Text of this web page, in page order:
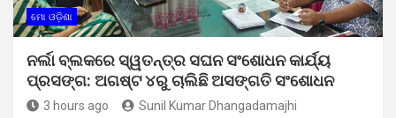
ମୋ ଓଡ଼ିଶା
ନର୍ଲା ବ୍ଲକରେ ସ୍ୱତନ୍ତ୍ର ସଘନ ସଂଶୋଧନ କାର୍ଯ୍ୟ
ପ୍ରସଙ୍ଗ: ଅଗଷ୍ଟ ୪ରୁ ଚାଲିଛି ଅସଙ୍ଗତି ସଂଶୋଧନ
3 hours ago Sunil Kumar Dhangadamajhi